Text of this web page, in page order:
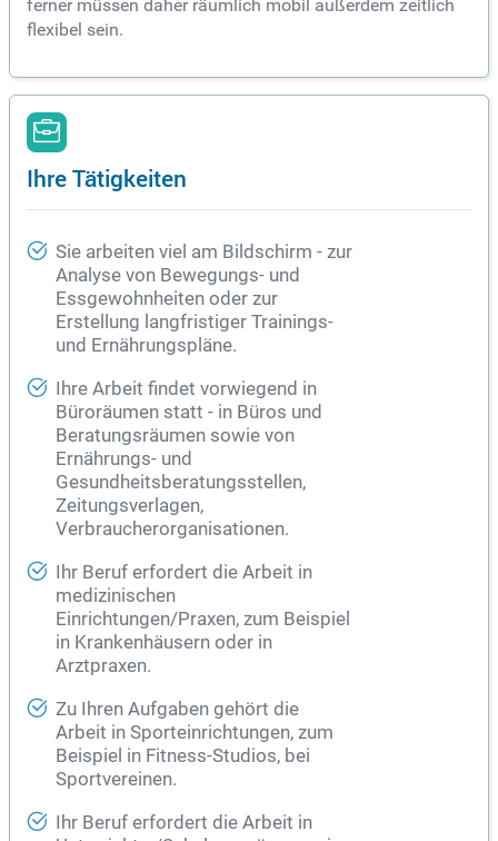
ferner müssen daher räumlich mobil außerdem zeitlich
flexibel sein.
Ihre Tätigkeiten
Sie arbeiten viel am Bildschirm - zur
Analyse von Bewegungs- und
Essgewohnheiten oder zur
Erstellung langfristiger Trainings-
und Ernährungspläne.
Ihre Arbeit findet vorwiegend in
Büroräumen statt - in Büros und
Beratungsräumen sowie von
Ernährungs- und
Gesundheitsberatungsstellen,
Zeitungsverlagen,
Verbraucherorganisationen.
Ihr Beruf erfordert die Arbeit in
medizinischen
Einrichtungen/Praxen, zum Beispiel
in Krankenhäusern oder in
Arztpraxen.
Zu Ihren Aufgaben gehört die
Arbeit in Sporteinrichtungen, zum
Beispiel in Fitness-Studios, bei
Sportvereinen.
Ihr Beruf erfordert die Arbeit in